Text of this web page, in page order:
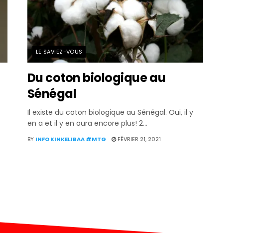
LE SAVIEZ-VOUS
Du coton biologique au
Sénégal
Il existe du coton biologique au Sénégal. Oui, il y
en a et il y en aura encore plus! 2...
BY INFO KINKELIBAA #MTG FÉVRIER 21, 2021